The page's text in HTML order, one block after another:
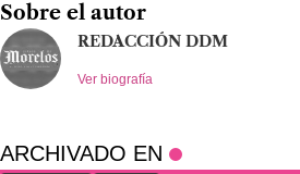
Sobre el autor
REDACCIÓN DDM
Ver biografía
ARCHIVADO EN